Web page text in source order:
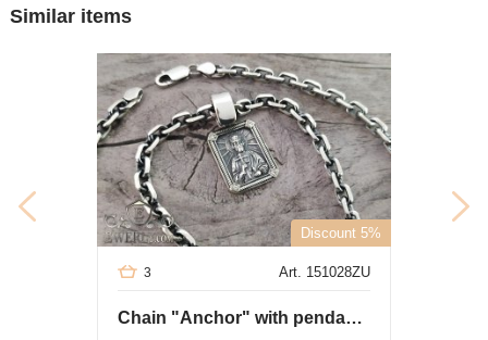
Similar items
Discount 5%
Art. 151028ZU
3
Chain "Anchor" with pendant - icon "Prince Vladimir"